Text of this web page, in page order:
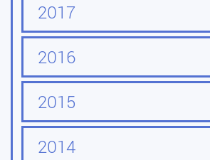
2017
2016
2015
2014